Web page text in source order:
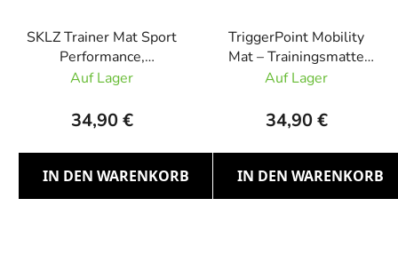
SKLZ Trainer Mat Sport
Performance,
Trainingsmatte mit
Auf Lager
34,90 €
IN DEN WARENKORB
TriggerPoint Mobility
Mat – Trainingsmatte
mit Übungen für
Auf Lager
34,90 €
IN DEN WARENKORB